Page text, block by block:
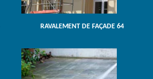
RAVALEMENT DE FAÇADE 64